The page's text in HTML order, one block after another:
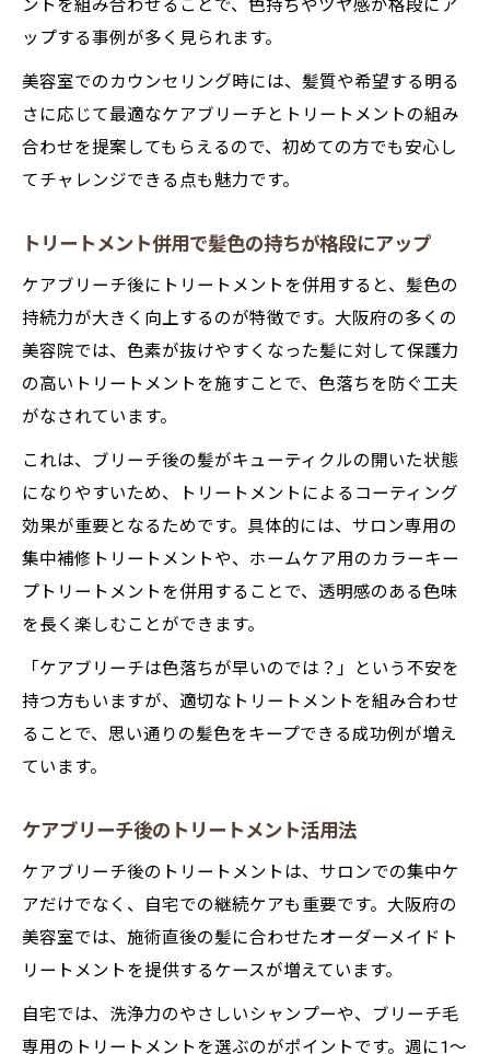
ントを組み合わせることで、色持ちやツヤ感が格段にア
ップする事例が多く見られます。
美容室でのカウンセリング時には、髪質や希望する明る
さに応じて最適なケアブリーチとトリートメントの組み
合わせを提案してもらえるので、初めての方でも安心し
てチャレンジできる点も魅力です。
トリートメント併用で髪色の持ちが格段にアップ
ケアブリーチ後にトリートメントを併用すると、髪色の
持続力が大きく向上するのが特徴です。大阪府の多くの
美容院では、色素が抜けやすくなった髪に対して保護力
の高いトリートメントを施すことで、色落ちを防ぐ工夫
がなされています。
これは、ブリーチ後の髪がキューティクルの開いた状態
になりやすいため、トリートメントによるコーティング
効果が重要となるためです。具体的には、サロン専用の
集中補修トリートメントや、ホームケア用のカラーキー
プトリートメントを併用することで、透明感のある色味
を長く楽しむことができます。
「ケアブリーチは色落ちが早いのでは？」という不安を
持つ方もいますが、適切なトリートメントを組み合わせ
ることで、思い通りの髪色をキープできる成功例が増え
ています。
ケアブリーチ後のトリートメント活用法
ケアブリーチ後のトリートメントは、サロンでの集中ケ
アだけでなく、自宅での継続ケアも重要です。大阪府の
美容室では、施術直後の髪に合わせたオーダーメイドト
リートメントを提供するケースが増えています。
自宅では、洗浄力のやさしいシャンプーや、ブリーチ毛
専用のトリートメントを選ぶのがポイントです。週に1〜